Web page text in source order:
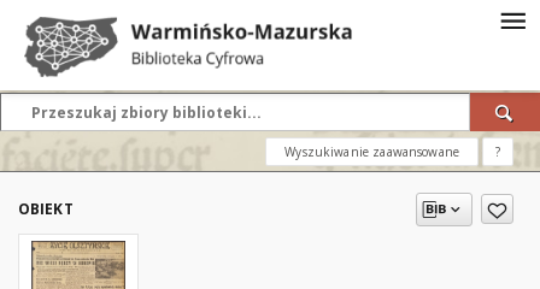
Wyszukiwanie zaawansowane ?
OBIEKT